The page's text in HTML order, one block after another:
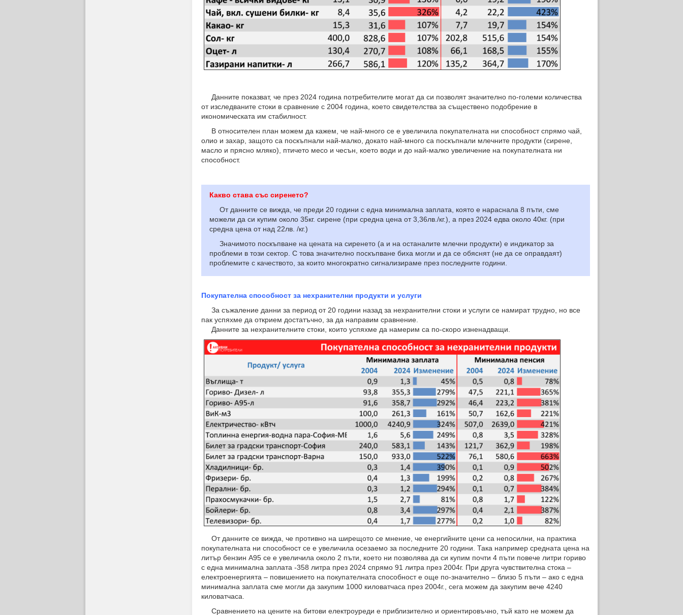
Данните показват, че през 2024 година потребителите могат да си позволят значително по-големи количества
от изследваните стоки в сравнение с 2004 година, което свидетелства за съществено подобрение в
икономическата им стабилност.
В относителен план можем да кажем, че най-много се е увеличила покупателната ни способност спрямо чай,
олио и захар, защото са поскъпнали най-малко, докато най-много са поскъпнали млечните продукти (сирене,
масло и прясно мляко), птичето месо и чесън, което води и до най-малко увеличение на покупателната ни
способност.
Какво става със сиренето?
От данните се вижда, че преди 20 години с една минимална заплата, която е нараснала 8 пъти, сме
можели да си купим около 35кг. сирене (при средна цена от 3,36лв./кг.), а през 2024 едва около 40кг. (при
средна цена от над 22лв. /кг.)
Значимото поскъпване на цената на сиренето (а и на останалите млечни продукти) е индикатор за
проблеми в този сектор. С това значително поскъпване биха могли и да се обяснят (не да се оправдаят)
проблемите с качеството, за които многократно сигнализираме през последните години.
Покупателна способност за нехранителни продукти и услуги
За съжаление данни за период от 20 години назад за нехранителни стоки и услуги се намират трудно, но все
пак успяхме да открием достатъчно, за да направим сравнение.
Данните за нехранителните стоки, които успяхме да намерим са по-скоро изненадващи.
От данните се вижда, че противно на ширещото се мнение, че енергийните цени са непосилни, на практика
покупателната ни способност се е увеличила осезаемо за последните 20 години. Така например средната цена на
литър бензин А95 се е увеличила около 2 пъти, което ни позволява да си купим почти 4 пъти повече литри гориво
с една минимална заплата -358 литра през 2024 спрямо 91 литра през 2004г. При друга чувствителна стока –
електроенергията – повишението на покупателната способност е още по-значително – близо 5 пъти – ако с една
минимална заплата сме могли да закупим 1000 киловатчаса през 2004г., сега можем да закупим вече 4240
киловатчаса.
Сравнението на цените на битови електроуреди е приблизително и ориентировъчно, тъй като не можем да